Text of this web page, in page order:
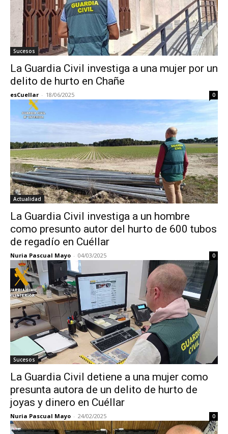
Sucesos
La Guardia Civil investiga a una mujer por un
delito de hurto en Chañe
esCuellar - 18/06/2025 0
Actualidad
La Guardia Civil investiga a un hombre
como presunto autor del hurto de 600 tubos
de regadío en Cuéllar
Nuria Pascual Mayo - 04/03/2025 0
Sucesos
La Guardia Civil detiene a una mujer como
presunta autora de un delito de hurto de
joyas y dinero en Cuéllar
Nuria Pascual Mayo - 24/02/2025 0